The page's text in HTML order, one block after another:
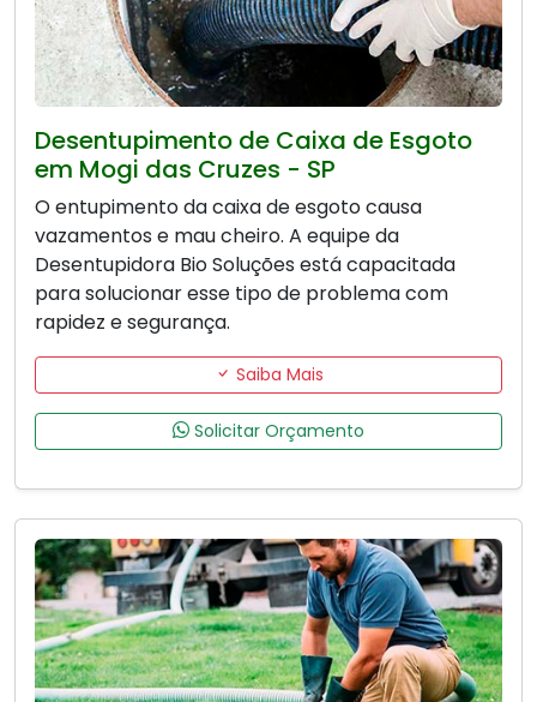
Desentupimento de Caixa de Esgoto
em Mogi das Cruzes - SP
O entupimento da caixa de esgoto causa
vazamentos e mau cheiro. A equipe da
Desentupidora Bio Soluções está capacitada
para solucionar esse tipo de problema com
rapidez e segurança.
Saiba Mais
Solicitar Orçamento